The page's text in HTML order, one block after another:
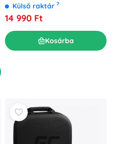
Külső raktár ?
14 990 Ft
Kosárba